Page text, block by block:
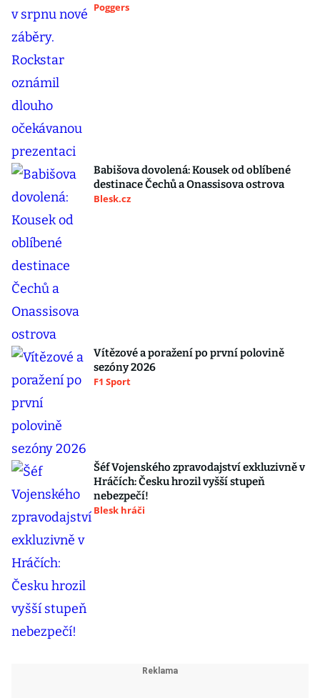
Poggers
Babišova dovolená: Kousek od oblíbené
destinace Čechů a Onassisova ostrova
Blesk.cz
Vítězové a poražení po první polovině
sezóny 2026
F1 Sport
Šéf Vojenského zpravodajství exkluzivně v
Hráčích: Česku hrozil vyšší stupeň
nebezpečí!
Blesk hráči